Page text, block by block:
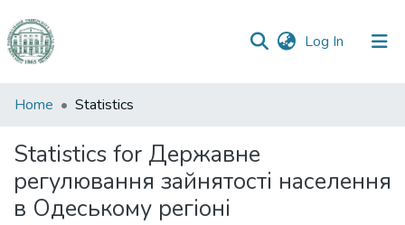
Log In (current)
Communities
Collections
All of DSpace
Home Statistics
Statistics for Державне
регулювання зайнятості населення
в Одеському регіоні